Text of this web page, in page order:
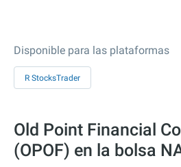
Disponible para las plataformas
R StocksTrader
Old Point Financial
(OPOF) en la bolsa